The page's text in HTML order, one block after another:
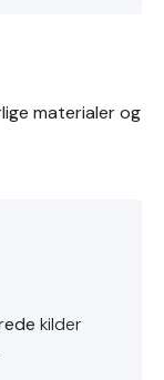
materialer og
kilder